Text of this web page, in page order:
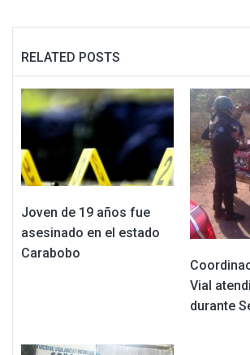
RELATED POSTS
Joven de 19 años fue
asesinado en el estado
Carabobo
Vial
durante